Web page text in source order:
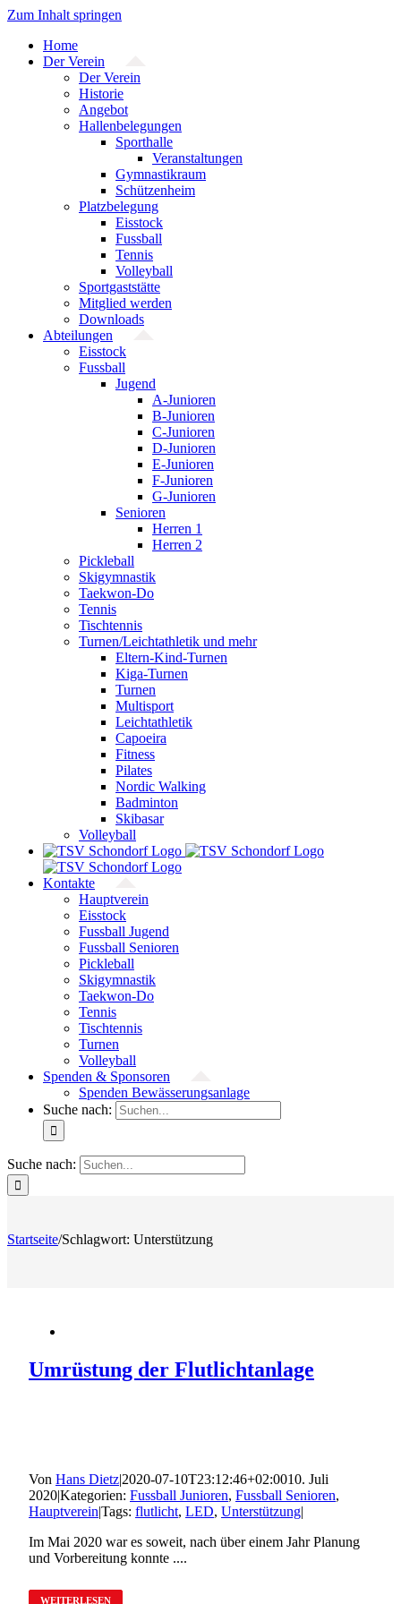
Zum Inhalt springen
Home
Der Verein
Der Verein
Historie
Angebot
Hallenbelegungen
Sporthalle
Veranstaltungen
Gymnastikraum
Schützenheim
Platzbelegung
Eisstock
Fussball
Tennis
Volleyball
Sportgaststätte
Mitglied werden
Downloads
Abteilungen
Eisstock
Fussball
Jugend
A-Junioren
B-Junioren
C-Junioren
D-Junioren
E-Junioren
F-Junioren
G-Junioren
Senioren
Herren 1
Herren 2
Pickleball
Skigymnastik
Taekwon-Do
Tennis
Tischtennis
Turnen/Leichtathletik und mehr
Eltern-Kind-Turnen
Kiga-Turnen
Turnen
Multisport
Leichtathletik
Capoeira
Fitness
Pilates
Nordic Walking
Badminton
Skibasar
Volleyball
Kontakte
Hauptverein
Eisstock
Fussball Jugend
Fussball Senioren
Pickleball
Skigymnastik
Taekwon-Do
Tennis
Tischtennis
Turnen
Volleyball
Spenden & Sponsoren
Spenden Bewässerungsanlage
Suche nach:
Suche nach:
Startseite/Schlagwort: Unterstützung
Umrüstung der Flutlichtanlage
Von Hans Dietz|2020-07-10T23:12:46+02:0010. Juli
2020|Kategorien: Fussball Junioren, Fussball Senioren,
Hauptverein|Tags: flutlicht, LED, Unterstützung|
Im Mai 2020 war es soweit, nach über einem Jahr Planung
und Vorbereitung konnte ....
WEITERLESEN